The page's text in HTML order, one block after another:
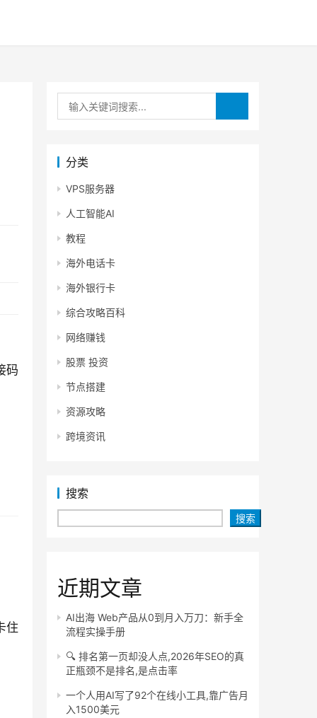
码
住
分类
VPS服务器
人工智能AI
教程
海外电话卡
海外银行卡
综合攻略百科
网络赚钱
股票 投资
节点搭建
资源攻略
跨境资讯
搜索
搜索
近期文章
AI出海 Web产品从0到月入万刀：新手全
流程实操手册
🔍 排名第一页却没人点,2026年SEO的真
正瓶颈不是排名,是点击率
一个人用AI写了92个在线小工具,靠广告月
入1500美元